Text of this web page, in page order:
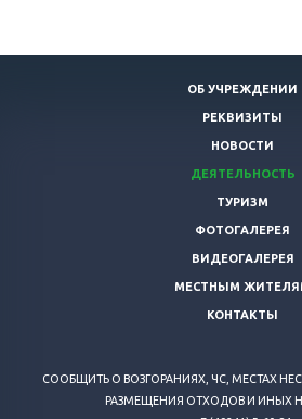
ОБ УЧРЕЖДЕНИИ
РЕКВИЗИТЫ
НОВОСТИ
ДЕЯТЕЛЬНОСТЬ
ТУРИЗМ
ФОТОГАЛЕРЕЯ
ВИДЕОГАЛЕРЕЯ
МЕСТНЫМ
КОНТАКТЫ
СООБЩИТЬ О ВОЗГОРАНИЯХ, ЧС, МЕСТАХ
РАЗМЕЩЕНИЯ ОТХОДОВ И ИНЫХ